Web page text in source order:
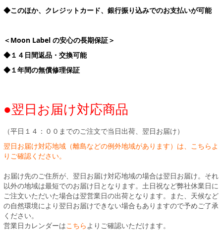
◆このほか、クレジットカード、銀行振り込みでのお支払いが可能
＜Moon Label の安心の長期保証＞
◆１４日間返品・交換可能
◆１年間の無償修理保証
●翌日お届け対応商品
（平日１４：００までのご注文で当日出荷、翌日お届け）
翌日お届け対応地域（離島などの例外地域があります）は、こちらよ
りご確認ください。
お届け先のご住所が、翌日お届け対応地域の場合は翌日お届け。それ
以外の地域は最短でのお届け日となります。土日祝など弊社休業日に
ご注文いただいた場合は翌営業日の出荷となります。また、天候など
の自然環境により翌日お届けできない場合もありますので予めご了承
ください。
営業日カレンダーはこちらよりご確認いただけます。